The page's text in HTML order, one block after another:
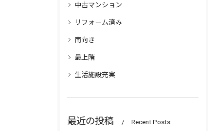
中古マンション
リフォーム済み
南向き
最上階
生活施設充実
最近の投稿 Recent Posts